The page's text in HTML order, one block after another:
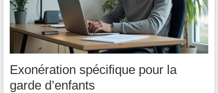
Exonération spécifique pour la
garde d’enfants